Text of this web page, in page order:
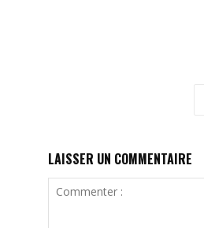
LAISSER UN COMMENTAIRE